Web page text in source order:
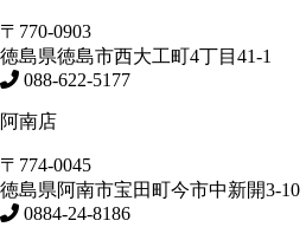
〒770-0903
徳島県徳島市西大工町4丁目41-1
088-622-5177
阿南店
〒774-0045
徳島県阿南市宝田町今市中新開3-10
0884-24-8186